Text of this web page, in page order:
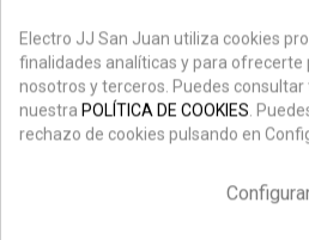
Plazo de entrega: Recíbelo en 24
Pago Seguro
Contamos con plataformas de
como Paypal y Redsys.
Envíos gratuitos en pedidos
Electro JJ San Juan utiliza cookies
finalidades analíticas y para ofrecerte
nosotros y terceros. Puedes
nuestra POLÍTICA DE COOKIES.
rechazo de cookies pulsando en